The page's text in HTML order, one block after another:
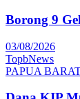
Borong 9
03/08/2026
TopbNews
PAPUA